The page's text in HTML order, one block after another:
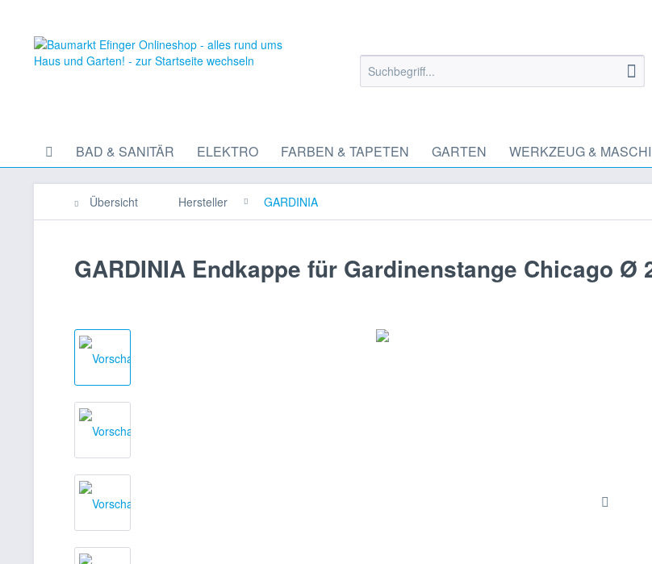
BAD & SANITÄR ELEKTRO FARBEN & TAPETEN GARTEN WERKZEUG &
Übersicht Hersteller GARDINIA
GARDINIA Endkappe für Gardinenstange Chicago Ø